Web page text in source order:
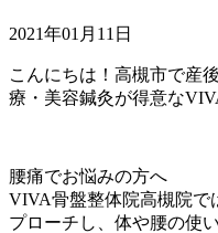
2021年01月11日
こんにちは！高槻市で産
療・美容鍼灸が得意な
腰痛でお悩みの方へ
VIVA骨盤整体院高槻院で
プローチし、体や腰の使